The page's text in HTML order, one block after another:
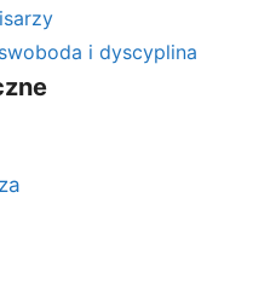
i dyscyplina